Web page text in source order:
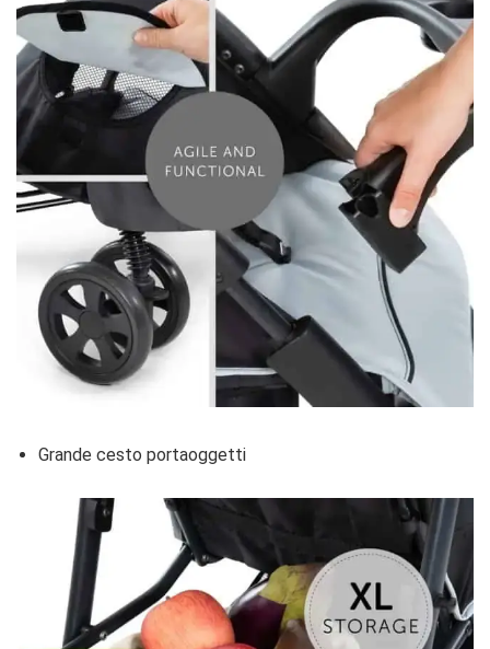
Grande cesto portaoggetti